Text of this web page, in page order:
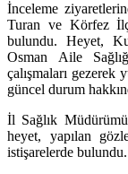
İnceleme
Turan ve Körfez
bulundu. Heyet,
Osman Aile
çalışmaları
güncel durum
İl Sağlık
heyet, yapılan
istişarelerde bulundu.